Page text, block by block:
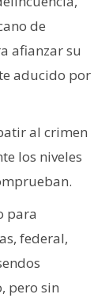
de
afianzar su
aducido por
al crimen
los niveles
para
federal,
pero sin